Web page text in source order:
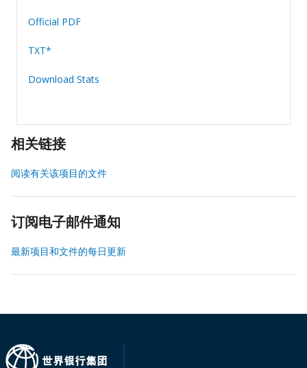
Official PDF
TXT*
Download Stats
相关链接
阅读有关该项目的文件
订阅电子邮件通知
最新项目和文件的每日更新